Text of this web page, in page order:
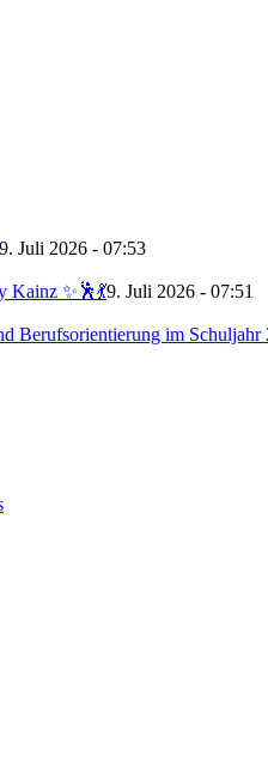
9. Juli 2026 - 07:53
Kainz ✨🕺💃9. Juli 2026 - 07:51
Berufsorientierung im Schuljahr